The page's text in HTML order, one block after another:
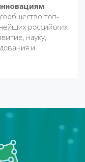
топ-
российских
науку,
и